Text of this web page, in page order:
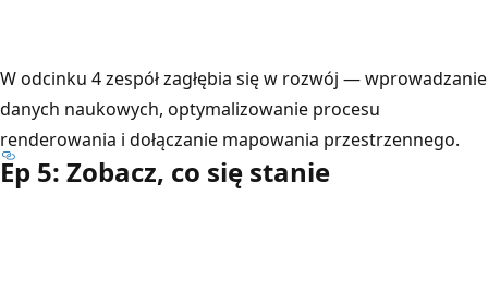
W odcinku 4 zespół zagłębia się w rozwój — wprowadzanie
danych naukowych, optymalizowanie procesu
renderowania i dołączanie mapowania przestrzennego.
Ep 5: Zobacz, co się stanie